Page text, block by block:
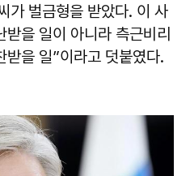
가 벌금형을 받았다. 이 사
을 일이 아니라 측근비리
받을 일”이라고 덧붙였다.